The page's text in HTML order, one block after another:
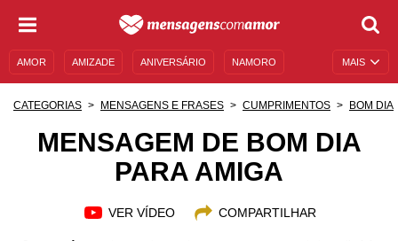
MAIS
AMOR AMIZADE ANIVERSÁRIO NAMORO
MENSAGENS E FRASES MENSAGENS DE ANIVERSÁRIO
CATEGORIAS MENSAGENS E FRASES CUMPRIMENTOS BOM DIA
MENSAGEM DE BOM DIA
PARA AMIGA
VER VÍDEO COMPARTILHAR